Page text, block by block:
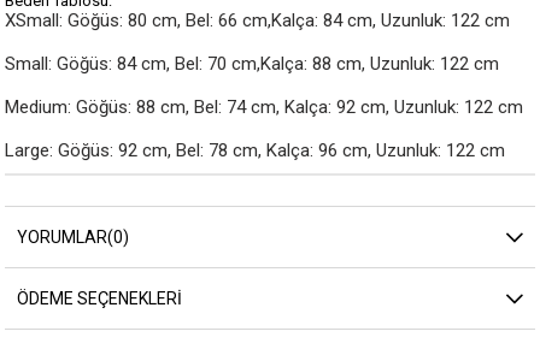
XSmall: Göğüs: 80 cm, Bel: 66 cm,Kalça: 84 cm, Uzunluk: 122 cm
Small: Göğüs: 84 cm, Bel: 70 cm,Kalça: 88 cm, Uzunluk: 122 cm
Medium: Göğüs: 88 cm, Bel: 74 cm, Kalça: 92 cm, Uzunluk: 122 cm
Large: Göğüs: 92 cm, Bel: 78 cm, Kalça: 96 cm, Uzunluk: 122 cm
YORUMLAR(0)
ÖDEME SEÇENEKLERI